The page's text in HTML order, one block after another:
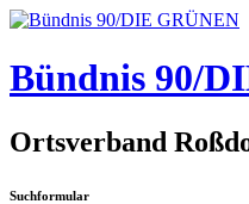
Bündnis 90/
Ortsverband
Suchformular